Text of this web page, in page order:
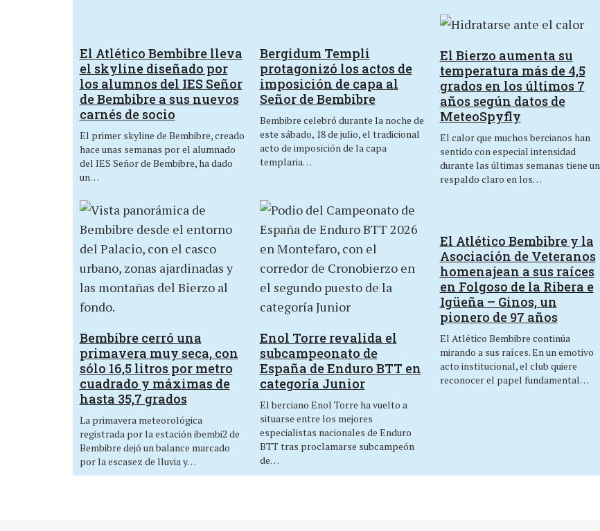
El Atlético Bembibre lleva
el skyline diseñado por
los alumnos del IES Señor
de Bembibre a sus nuevos
carnés de socio
El primer skyline de Bembibre, creado
hace unas semanas por el alumnado
del IES Señor de Bembibre, ha dado
un…
Bergidum Templi
protagonizó los actos de
imposición de capa al
Señor de Bembibre
Bembibre celebró durante la noche de
este sábado, 18 de julio, el tradicional
acto de imposición de la capa
templaria…
El Bierzo aumenta su
temperatura más de 4,5
grados en los últimos 7
años según datos de
MeteoSpyfly
El calor que muchos bercianos han
sentido con especial intensidad
durante las últimas semanas tiene un
respaldo claro en los…
Bembibre cerró una
primavera muy seca, con
sólo 16,5 litros por metro
cuadrado y máximas de
hasta 35,7 grados
La primavera meteorológica
registrada por la estación ibembi2 de
Bembibre dejó un balance marcado
por la escasez de lluvia y…
Enol Torre revalida el
subcampeonato de
España de Enduro BTT en
categoría Junior
El berciano Enol Torre ha vuelto a
situarse entre los mejores
especialistas nacionales de Enduro
BTT tras proclamarse subcampeón
de…
El Atlético Bembibre y la
Asociación de Veteranos
homenajean a sus raíces
en Folgoso de la Ribera e
Igüeña – Ginos, un
pionero de 97 años
El Atlético Bembibre continúa
mirando a sus raíces. En un emotivo
acto institucional, el club quiere
reconocer el papel fundamental…